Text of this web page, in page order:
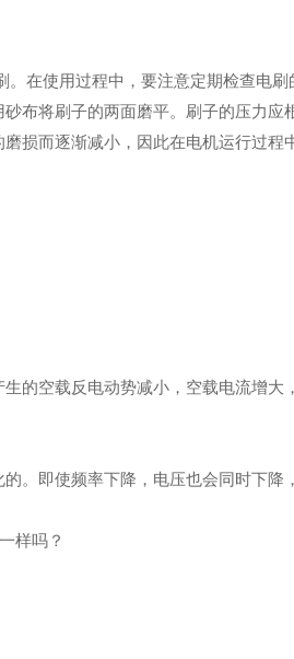
使用过程中，要注意定期检查电刷
布将刷子的两面磨平。刷子的压力
损而逐渐减小，因此在电机运行过程
空载反电动势减小，空载电流增大
即使频率下降，电压也会同时下降
样吗？